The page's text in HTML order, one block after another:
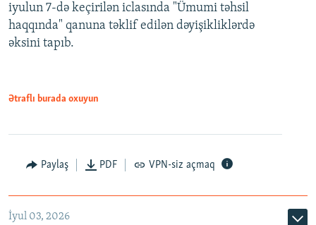
Auto 240p 360p 480p
720p 1080p
720p
iyulun 7-də keçirilən iclasında "Ümumi təhsil
haqqında" qanuna təklif edilən dəyişikliklərdə
əksini tapıb.
Ətraflı burada oxuyun
Paylaş PDF VPN-siz açmaq
İyul 03, 2026